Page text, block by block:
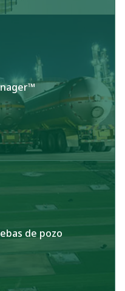
de pozo